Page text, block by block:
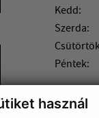
használ
Kedd:
Szerda:
Péntek: